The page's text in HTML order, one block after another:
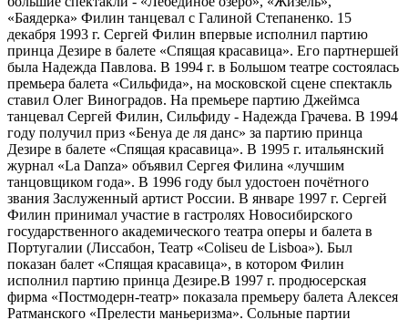
«Баядерка» Филин танцевал с Галиной Степаненко. 15
декабря 1993 г. Сергей Филин впервые исполнил партию
принца Дезире в балете «Спящая красавица». Его партнершей
была Надежда Павлова. В 1994 г. в Большом театре состоялась
премьера балета «Сильфида», на московской сцене спектакль
ставил Олег Виноградов. На премьере партию Джеймса
танцевал Сергей Филин, Сильфиду - Надежда Грачева. В 1994
году получил приз «Бенуа де ля данс» за партию принца
Дезире в балете «Спящая красавица». В 1995 г. итальянский
журнал «La Danza» объявил Сергея Филина «лучшим
танцовщиком года». В 1996 году был удостоен почётного
звания Заслуженный артист России. В январе 1997 г. Сергей
Филин принимал участие в гастролях Новосибирского
государственного академического театра оперы и балета в
Португалии (Лиссабон, Театр «Coliseu de Lisboa»). Был
показан балет «Спящая красавица», в котором Филин
исполнил партию принца Дезире.В 1997 г. продюсерская
фирма «Постмодерн-театр» показала премьеру балета Алексея
Ратманского «Прелести маньеризма». Сольные партии